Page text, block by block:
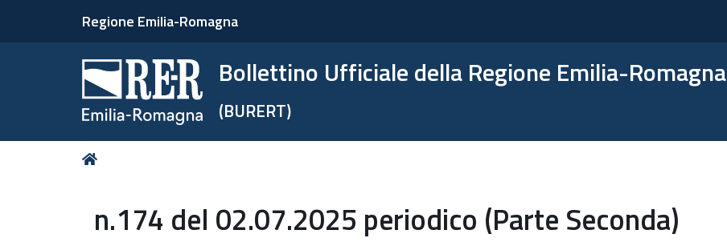
Regione Emilia-Romagna
Bollettino Ufficiale della Regione Emilia-Romagna
(BURERT)
Tu
n.174 del 02.07.2025 periodico (Parte Seconda)